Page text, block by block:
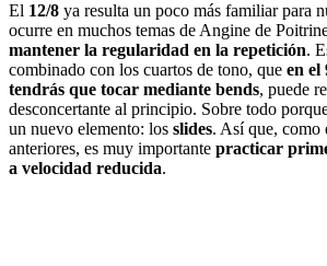
El 12/8 ya resulta un poco más familiar para
ocurre en muchos temas de Angine de
mantener la regularidad en la repetición.
combinado con los cuartos de tono, que en el
tendrás que tocar mediante bends, puede
desconcertante al principio. Sobre todo
un nuevo elemento: los slides. Así que, como
anteriores, es muy importante practicar
a velocidad reducida.